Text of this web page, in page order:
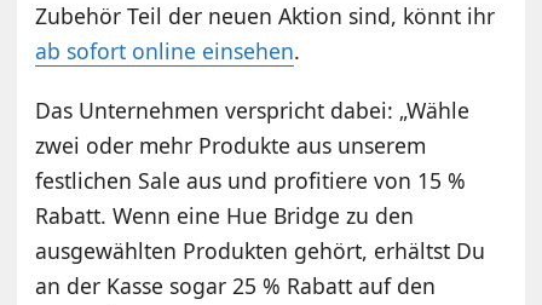
Zubehör Teil der neuen Aktion sind, könnt ihr
ab sofort online einsehen.
Das Unternehmen verspricht dabei: „Wähle
zwei oder mehr Produkte aus unserem
festlichen Sale aus und profitiere von 15 %
Rabatt. Wenn eine Hue Bridge zu den
ausgewählten Produkten gehört, erhältst Du
an der Kasse sogar 25 % Rabatt auf den